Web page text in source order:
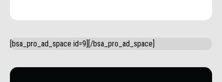
[bsa_pro_ad_space id=9][/bsa_pro_ad_space]